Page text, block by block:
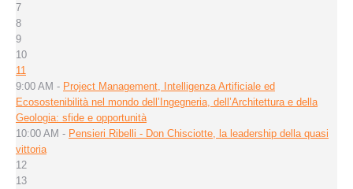
7
8
9
10
11
9:00 AM - Project Management, Intelligenza Artificiale ed
Ecosostenibilità nel mondo dell’Ingegneria, dell’Architettura e della
Geologia: sfide e opportunità
10:00 AM - Pensieri Ribelli - Don Chisciotte, la leadership della quasi
vittoria
12
13